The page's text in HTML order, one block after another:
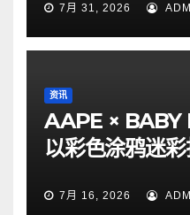
7月 31, 2026
资讯
AAPE × BABY
以彩色涂鸦迷
7月 16, 2026